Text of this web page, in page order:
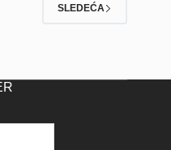
SLEDEĆA